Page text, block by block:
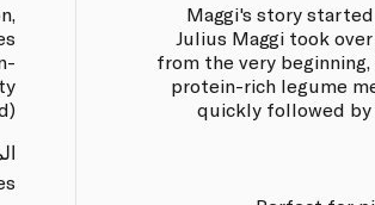
Maggi's story
Julius Maggi took
from the very
protein-rich legume
quickly followed by